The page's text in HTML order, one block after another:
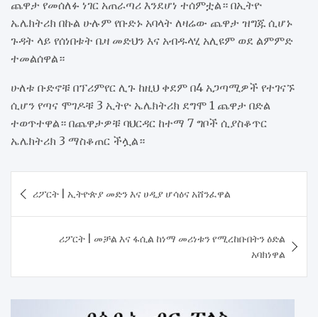
ጨዋታ የመሰለፉ ነገር አጠራጣሪ እንደሆነ ተሰምቷል። በኢትዮ
ኤሌክትሪክ በኩል ሁሉም የቡድኑ አባላት ለዛሬው ጨዋታ ዝግጁ ሲሆኑ
ጉዳት ላይ የሰነበቱት ቤዛ መድህን እና አብዱላሂ አሊዩም ወደ ልምምድ
ተመልሰዋል።
ሁለቱ ቡድኖቹ በፕሪምየር ሊጉ ከዚህ ቀደም በ4 አጋጣሚዎች የተገናኙ
ሲሆን የጣና ሞገዶቹ 3 ኢትዮ ኤሌክትሪክ ደግሞ 1 ጨዋታ በድል
ተወጥተዋል። በጨዋታዎቹ ባህርዳር ከተማ 7 ግቦች ሲያስቆጥር
ኤሌክትሪክ 3 ማስቆጠር ችሏል።
navigation
ሪፖርት | ኢትዮጵያ መድን እና ሀዲያ ሆሳዕና አሸንፈዋል
ሪፖርት | መቻል እና ፋሲል ከነማ መሪነቱን የሚረከቡበትን ዕድል
አባክነዋል